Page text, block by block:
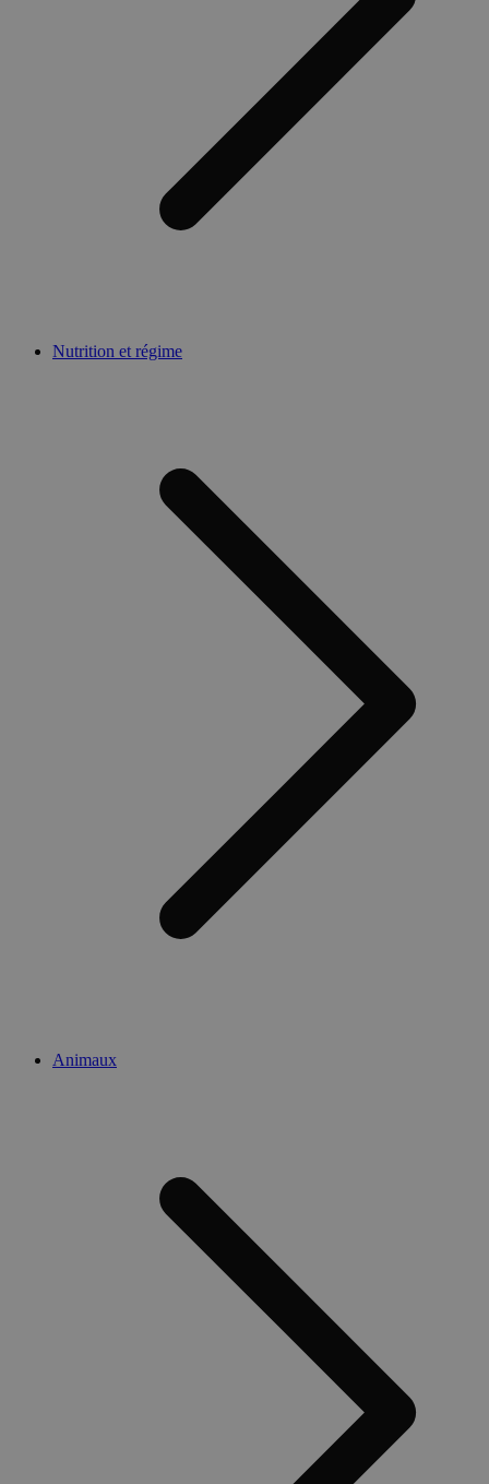
Nutrition et régime
Animaux